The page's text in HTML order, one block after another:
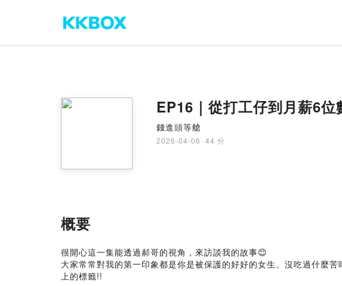
EP16｜從打工仔到月薪6
錢進頭等艙
2026-04-06 · 44 分
概要
很開心這一集能透過郝哥的視角，來訪談我的故事😊
大家常常對我的第一印象都是你是被保護的好好的女生、沒吃過什麼
上的標籤!!